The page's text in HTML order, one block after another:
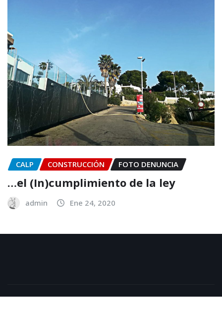
CALP CONSTRUCCIÓN FOTO DENUNCIA
…el (In)cumplimiento de la ley
admin Ene 24, 2020